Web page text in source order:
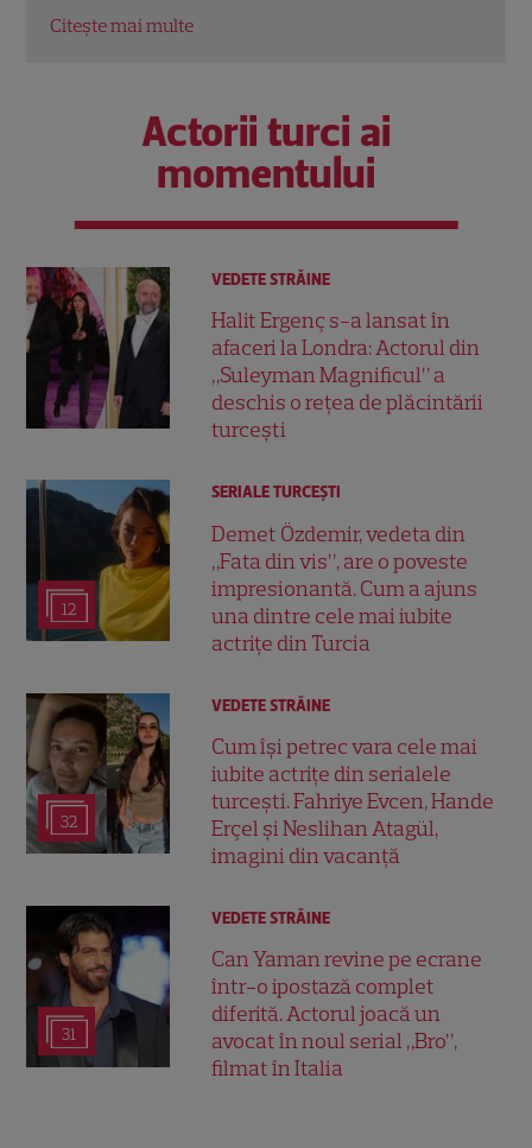
Citește mai multe
Actorii turci ai
momentului
VEDETE STRĂINE
Halit Ergenç s-a lansat în
afaceri la Londra: Actorul din
„Suleyman Magnificul” a
deschis o rețea de plăcintării
turcești
12
SERIALE TURCEŞTI
Demet Özdemir, vedeta din
„Fata din vis”, are o poveste
impresionantă. Cum a ajuns
una dintre cele mai iubite
actrițe din Turcia
32
VEDETE STRĂINE
Cum își petrec vara cele mai
iubite actrițe din serialele
turcești. Fahriye Evcen, Hande
Erçel și Neslihan Atagül,
imagini din vacanță
31
VEDETE STRĂINE
Can Yaman revine pe ecrane
într-o ipostază complet
diferită. Actorul joacă un
avocat în noul serial „Bro”,
filmat în Italia